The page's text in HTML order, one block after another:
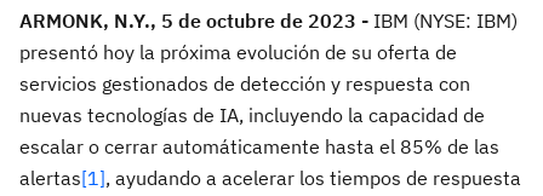
ARMONK, N.Y., 5 de octubre de 2023 - IBM (NYSE: IBM)
presentó hoy la próxima evolución de su oferta de
servicios gestionados de detección y respuesta con
nuevas tecnologías de IA, incluyendo la capacidad de
escalar o cerrar automáticamente hasta el 85% de las
alertas[1], ayudando a acelerar los tiempos de respuesta